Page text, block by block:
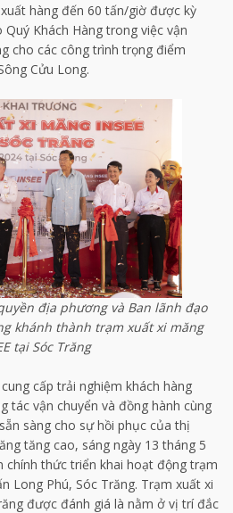
hàng đến 60 tấn/giờ được kỳ
Khách Hàng trong việc vận
cho các công trình trọng điểm
Cửu Long.
địa phương và Ban lãnh đạo
khánh thành trạm xuất xi măng
tại Sóc Trăng
cấp trải nghiệm khách hàng
tác vận chuyển và đồng hành cùng
sàng cho sự hồi phục của thị
tăng cao, sáng ngày 13 tháng 5
chính thức triển khai hoạt động trạm
Long Phú, Sóc Trăng. Trạm xuất xi
được đánh giá là nằm ở vị trí đắc